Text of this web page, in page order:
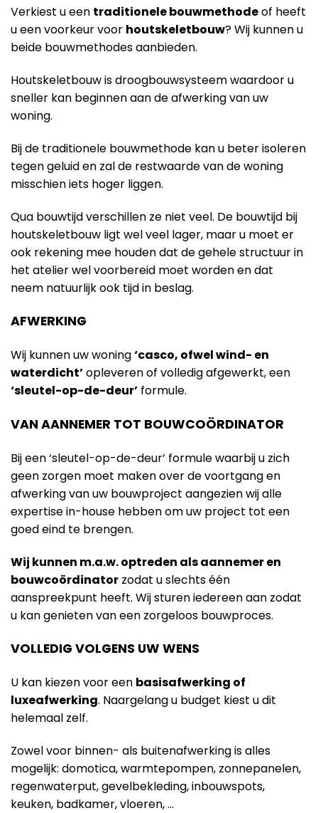
Verkiest u een traditionele bouwmethodeof heeft
u een voorkeur voor houtskeletbouw? Wij kunnen u
beide bouwmethodes aanbieden.
Houtskeletbouw is droogbouwsysteem waardoor u
sneller kan beginnen aan de afwerking van uw
woning.
Bij de traditionele bouwmethode kan u beter isoleren
tegen geluid en zal de restwaarde van de woning
misschien iets hoger liggen.
Qua bouwtijd verschillen ze niet veel. De bouwtijd bij
houtskeletbouw ligt wel veel lager, maar u moet er
ook rekening mee houden dat de gehele structuur in
het atelier wel voorbereid moet worden en dat
neem natuurlijk ook tijd in beslag.
AFWERKING
Wij kunnen uw woning‘casco, ofwel wind- en
waterdicht’opleveren of volledig afgewerkt, een
‘sleutel-op-de-deur’ formule.
VAN AANNEMER TOT BOUWCOÖRDINATOR
Bij een ‘sleutel-op-de-deur’ formule waarbij u zich
geen zorgen moet maken over de voortgang en
afwerking van uw bouwproject aangezien wij alle
expertise in-house hebben om uw project tot een
goed eind te brengen.
Wij kunnen m.a.w. optreden als aannemer en
bouwcoördinator zodat u slechts één
aanspreekpunt heeft. Wij sturen iedereen aan zodat
u kan genieten van een zorgeloos bouwproces.
VOLLEDIG VOLGENS UW WENS
U kan kiezen voor een basisafwerking of
luxeafwerking. Naargelang u budget kiest u dit
helemaal zelf.
Zowel voor binnen- als buitenafwerking is alles
mogelijk: domotica, warmtepompen, zonnepanelen,
regenwaterput, gevelbekleding, inbouwspots,
keuken, badkamer, vloeren, …